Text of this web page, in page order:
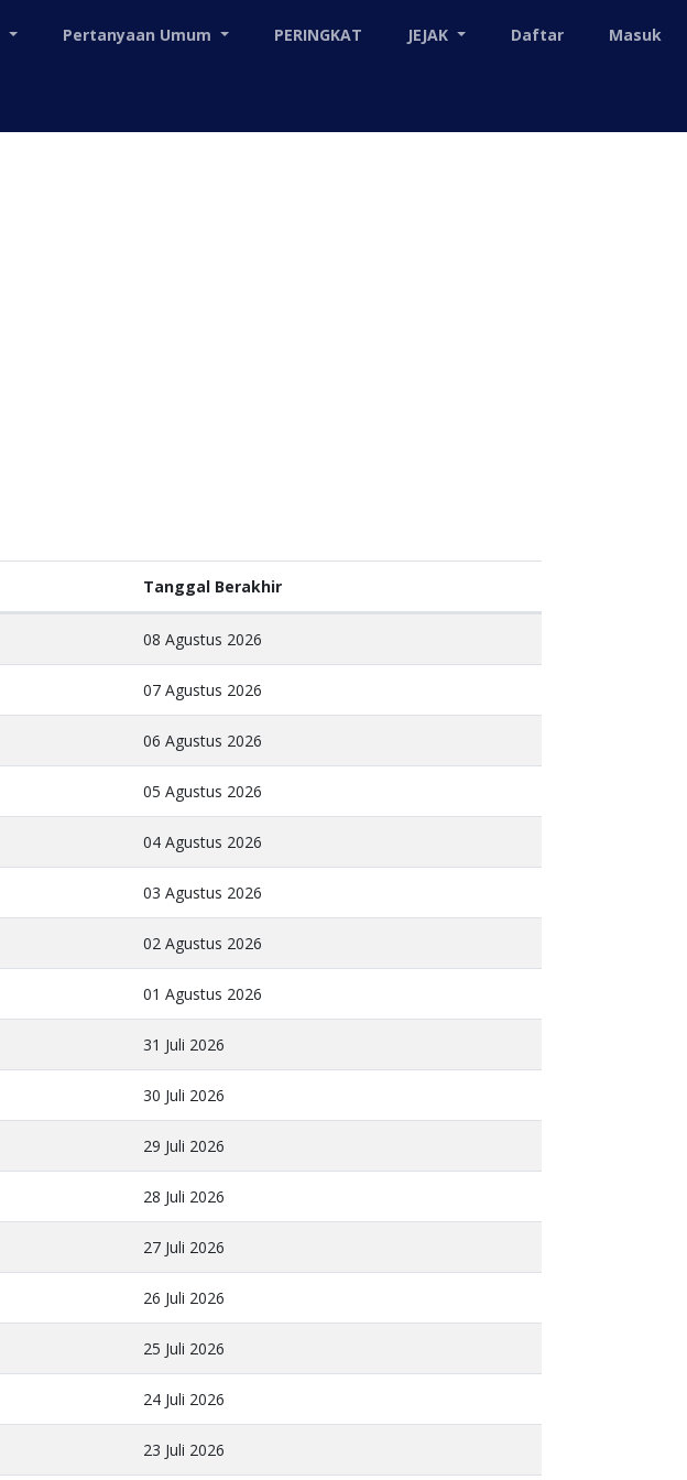
Pertanyaan Umum PERINGKAT JEJAK Daftar Masuk
Tanggal Berakhir
08 Agustus 2026
07 Agustus 2026
06 Agustus 2026
05 Agustus 2026
04 Agustus 2026
03 Agustus 2026
02 Agustus 2026
01 Agustus 2026
31 Juli 2026
30 Juli 2026
29 Juli 2026
28 Juli 2026
27 Juli 2026
26 Juli 2026
25 Juli 2026
24 Juli 2026
23 Juli 2026